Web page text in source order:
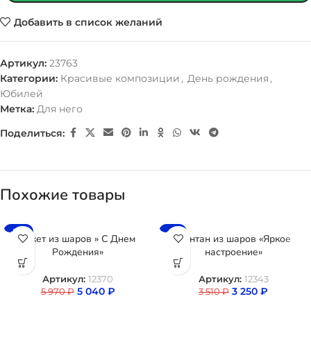
Добавить в список желаний
Артикул: 23763
Категории: Красивые композиции , День рождения ,
Юбилей
Метка: Для него
Поделиться:
Похожие товары
-16%
Букет из шаров » С Днем
Рождения»
Артикул: 12370
5 970₽ 5 040 ₽
-7%
Фонтан из шаров «Яркое
настроение»
Артикул: 12343
3 510₽ 3 250 ₽